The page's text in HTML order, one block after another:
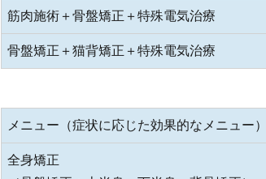
筋肉施術＋骨盤矯正＋特殊電気治療
骨盤矯正＋猫背矯正＋特殊電気治療
メニュー（症状に応じた効果的なメニュー）
全身矯正